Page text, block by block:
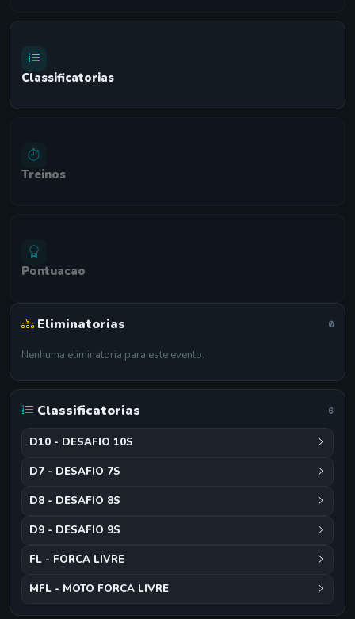
Classificatorias
Treinos
Pontuacao
Eliminatorias 0
Nenhuma eliminatoria para este evento.
Classificatorias 6
D10 - DESAFIO 10S
D7 - DESAFIO 7S
D8 - DESAFIO 8S
D9 - DESAFIO 9S
FL - FORCA LIVRE
MFL - MOTO FORCA LIVRE